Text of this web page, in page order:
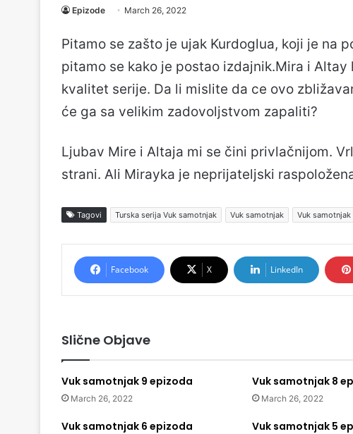
Epizode March 26, 2022
Pitamo se zašto je ujak Kurdoglua, koji je na
pitamo se kako je postao izdajnik.Mira i
kvalitet serije. Da li mislite da ce ovo
će ga sa velikim zadovoljstvom zapaliti?
Ljubav Mire i Altaja mi se čini privlačnijom.
strani. Ali Mirayka je neprijateljski
Tagovi Turska serija Vuk samotnjak Vuk samotnjak Vuk
Facebook X LinkedIn
Slične Objave
Vuk samotnjak 9 epizoda
March 26, 2022
Vuk samotnjak 8
March 26, 2022
Vuk samotnjak 6 epizoda Vuk samotnjak 5